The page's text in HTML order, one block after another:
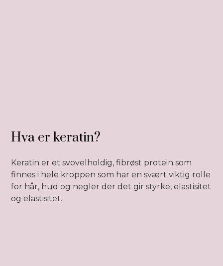
Hva er keratin?
Keratin er et svovelholdig, fibrøst protein som
finnes i hele kroppen som har en svært viktig rolle
for hår, hud og negler der det gir styrke, elastisitet
og elastisitet.